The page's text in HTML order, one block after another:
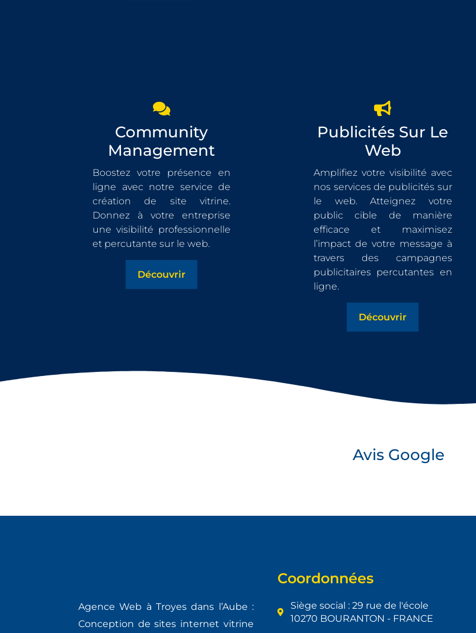
Community
Management
Boostez votre présence en
ligne avec notre service de
création de site vitrine.
Donnez à votre entreprise
une visibilité professionnelle
et percutante sur le web.
Découvrir
Publicités Sur Le
Web
Amplifiez votre visibilité avec
nos services de publicités sur
le web. Atteignez votre
public cible de manière
efficace et maximisez
l’impact de votre message à
travers des campagnes
publicitaires percutantes en
ligne.
Découvrir
Avis Google
Agence Web à Troyes dans l’Aube :
Conception de sites internet vitrine
Coordonnées
Siège social : 29 rue de l'école
10270 BOURANTON - FRANCE